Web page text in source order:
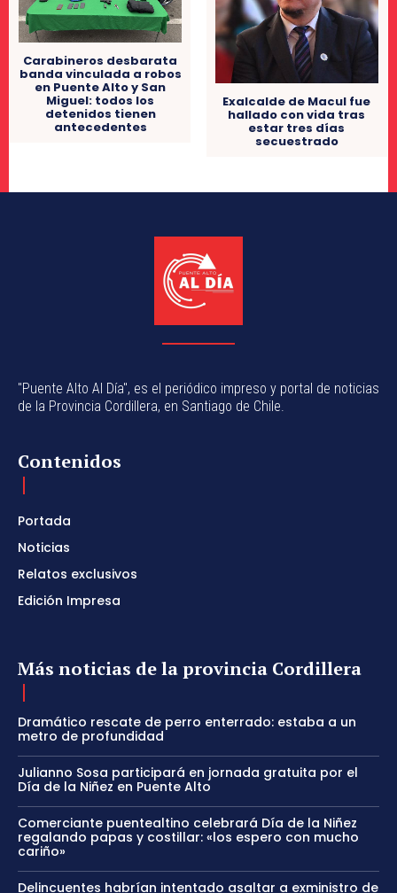
Carabineros desbarata
banda vinculada a robos
en Puente Alto y San
Miguel: todos los
detenidos tienen
antecedentes
Exalcalde de Macul fue
hallado con vida tras
estar tres días
secuestrado
"Puente Alto Al Día", es el periódico impreso y portal de noticias
de la Provincia Cordillera, en Santiago de Chile.
Contenidos
Portada
Noticias
Relatos exclusivos
Edición Impresa
Más noticias de la provincia Cordillera
Dramático rescate de perro enterrado: estaba a un
metro de profundidad
Julianno Sosa participará en jornada gratuita por el
Día de la Niñez en Puente Alto
Comerciante puentealtino celebrará Día de la Niñez
regalando papas y costillar: «los espero con mucho
cariño»
Delincuentes habrían intentado asaltar a exministro de